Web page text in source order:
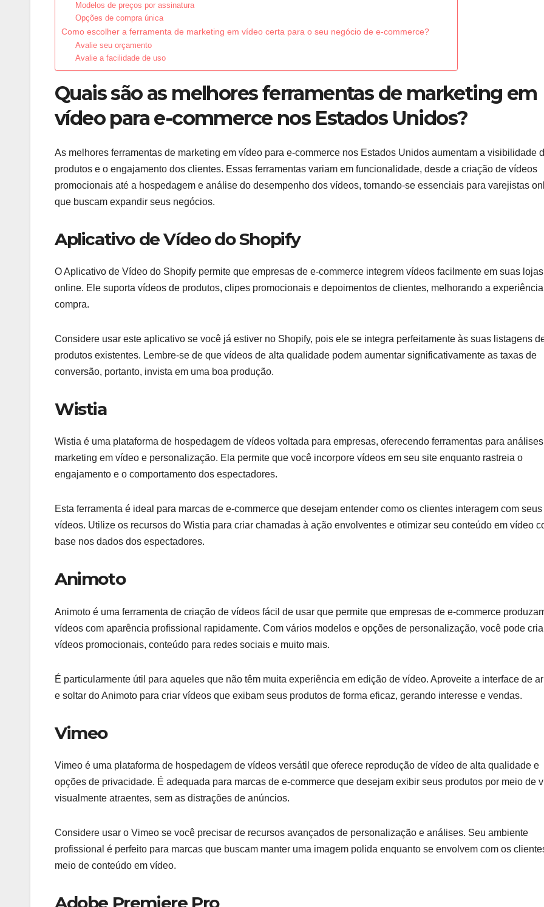
Modelos de preços por assinatura
Opções de compra única
Como escolher a ferramenta de marketing em vídeo certa para o seu negócio de e-commerce?
Avalie seu orçamento
Avalie a facilidade de uso
Quais são as melhores ferramentas de marketing em
vídeo para e-commerce nos Estados Unidos?
As melhores ferramentas de marketing em vídeo para e-commerce nos Estados Unidos aumentam a visibilidade
produtos e o engajamento dos clientes. Essas ferramentas variam em funcionalidade, desde a criação de vídeos
promocionais até a hospedagem e análise do desempenho dos vídeos, tornando-se essenciais para varejistas
que buscam expandir seus negócios.
Aplicativo de Vídeo do Shopify
O Aplicativo de Vídeo do Shopify permite que empresas de e-commerce integrem vídeos facilmente em suas lojas
online. Ele suporta vídeos de produtos, clipes promocionais e depoimentos de clientes, melhorando a
compra.
Considere usar este aplicativo se você já estiver no Shopify, pois ele se integra perfeitamente às suas listagens
produtos existentes. Lembre-se de que vídeos de alta qualidade podem aumentar significativamente as taxas de
conversão, portanto, invista em uma boa produção.
Wistia
Wistia é uma plataforma de hospedagem de vídeos voltada para empresas, oferecendo ferramentas para
marketing em vídeo e personalização. Ela permite que você incorpore vídeos em seu site enquanto rastreia o
engajamento e o comportamento dos espectadores.
Esta ferramenta é ideal para marcas de e-commerce que desejam entender como os clientes interagem com seus
vídeos. Utilize os recursos do Wistia para criar chamadas à ação envolventes e otimizar seu conteúdo em vídeo
base nos dados dos espectadores.
Animoto
Animoto é uma ferramenta de criação de vídeos fácil de usar que permite que empresas de e-commerce
vídeos com aparência profissional rapidamente. Com vários modelos e opções de personalização, você pode
vídeos promocionais, conteúdo para redes sociais e muito mais.
É particularmente útil para aqueles que não têm muita experiência em edição de vídeo. Aproveite a interface de
e soltar do Animoto para criar vídeos que exibam seus produtos de forma eficaz, gerando interesse e vendas.
Vimeo
Vimeo é uma plataforma de hospedagem de vídeos versátil que oferece reprodução de vídeo de alta qualidade e
opções de privacidade. É adequada para marcas de e-commerce que desejam exibir seus produtos por meio de
visualmente atraentes, sem as distrações de anúncios.
Considere usar o Vimeo se você precisar de recursos avançados de personalização e análises. Seu ambiente
profissional é perfeito para marcas que buscam manter uma imagem polida enquanto se envolvem com os
meio de conteúdo em vídeo.
Adobe Premiere Pro